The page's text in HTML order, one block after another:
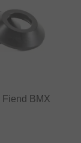
Fiend BMX